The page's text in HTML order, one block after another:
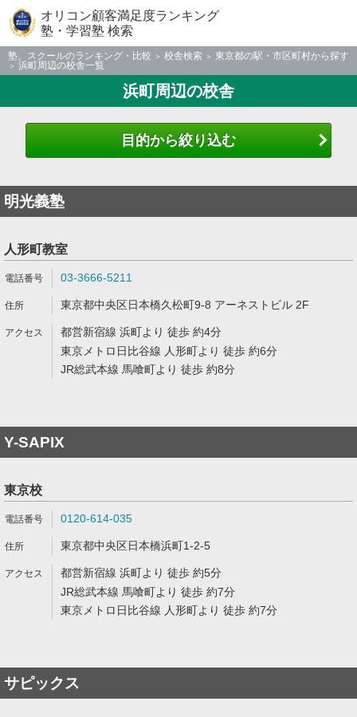
オリコン顧客満足度ランキング
塾・学習塾 検索
塾、スクールのランキング・比較 校舎検索
東京都の駅・市区町村から探す
浜町周辺の校舎一覧
浜町周辺の校舎
目的から絞り込む
明光義塾
人形町教室
03-3666-5211
東京都中央区日本橋久松町9-8 アーネストビル 2F
都営新宿線 浜町より 徒歩 約4分
東京メトロ日比谷線 人形町より 徒歩 約6分
JR総武本線 馬喰町より 徒歩 約8分
Y-SAPIX
東京校
0120-614-035
東京都中央区日本橋浜町1-2-5
都営新宿線 浜町より 徒歩 約5分
JR総武本線 馬喰町より 徒歩 約7分
東京メトロ日比谷線 人形町より 徒歩 約7分
サピックス